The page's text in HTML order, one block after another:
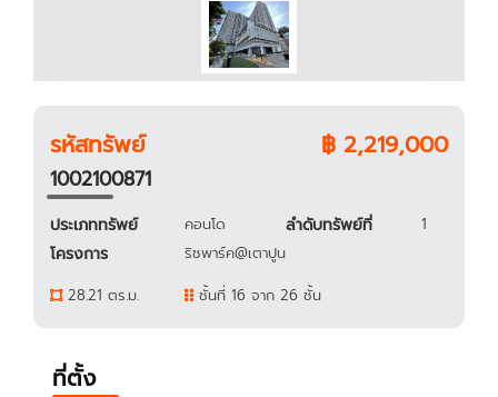
รหัสทรัพย์
1002100871
฿ 2,219,000
ประเภททรัพย์ คอนโด ลำดับทรัพย์ที่ 1
โครงการ
ริชพาร์ค@เตาปูน
28.21 ตร.ม.
ชั้นที่ 16 จาก 26 ชั้น
ที่ตั้ง